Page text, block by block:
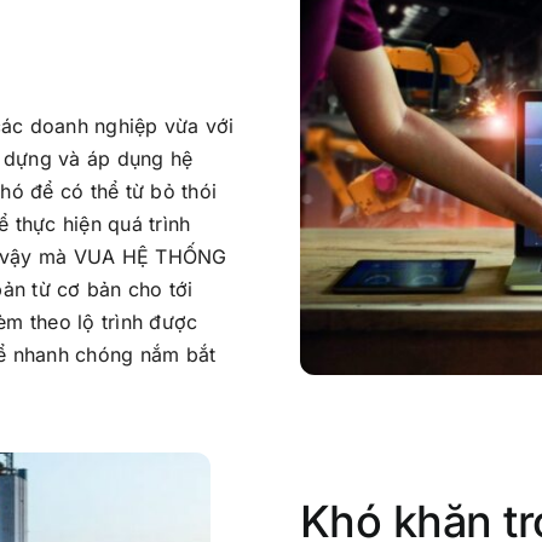
doanh nghiệp vừa với
và áp dụng hệ
để có thể từ bỏ thói
thực hiện quá trình
mà VUA HỆ THỐNG
từ cơ bản cho tới
theo lộ trình được
chóng nắm bắt
Khó khăn